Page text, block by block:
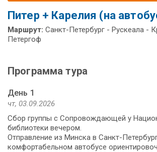
Питер + Карелия (на
Маршрут: Санкт-Петербург - Рускеала -
Петергоф
Программа тура
День 1
чт, 03.09.2026
Сбор группы с Сопровождающей у
библиотеки вечером.
Отправление из Минска в Санкт-
комфортабельном автобусе